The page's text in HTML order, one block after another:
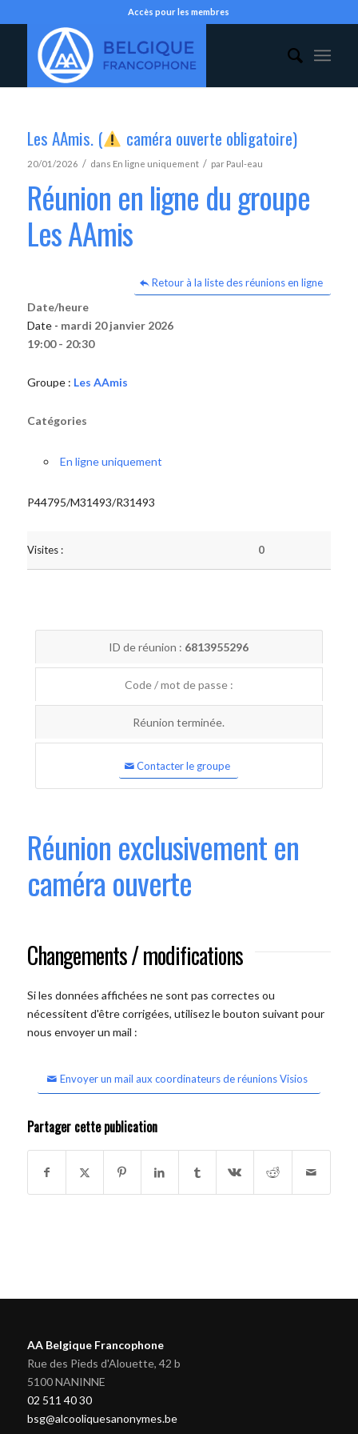
Accès pour les membres
Les AAmis. ( caméra ouverte obligatoire)
20/01/2026 / dans En ligne uniquement / par Paul-eau
Réunion en ligne du groupe
Les AAmis
Retour à la liste des réunions en ligne
Date/heure
Date - mardi 20 janvier 2026
19:00 - 20:30
Groupe : Les AAmis
Catégories
En ligne uniquement
P44795/M31493/R31493
Visites : 0
ID de réunion : 6813955296
Code / mot de passe :
Réunion terminée.
Contacter le groupe
Réunion exclusivement en
caméra ouverte
Changements / modifications
Si les données affichées ne sont pas correctes ou
nécessitent d'être corrigées, utilisez le bouton suivant pour
nous envoyer un mail :
Envoyer un mail aux coordinateurs de réunions Visios
Partager cette publication
AA Belgique Francophone
Rue des Pieds d'Alouette, 42 b
5100 NANINNE
02 511 40 30
bsg@alcooliquesanonymes.be